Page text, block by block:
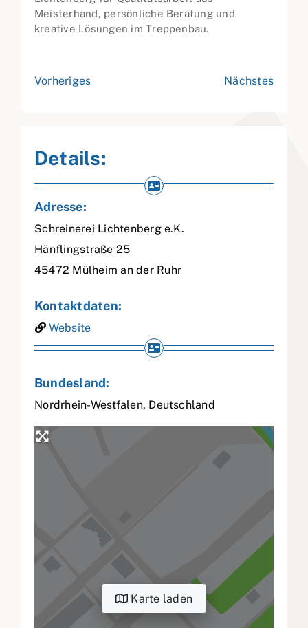
Meisterhand, persönliche Beratung und
kreative Lösungen im Treppenbau.
Vorheriges Nächstes
Details:
Adresse:
Schreinerei Lichtenberg e.K.
Hänflingstraße 25
45472 Mülheim an der Ruhr
Kontaktdaten:
Website
Bundesland:
Nordrhein-Westfalen, Deutschland
Karte laden